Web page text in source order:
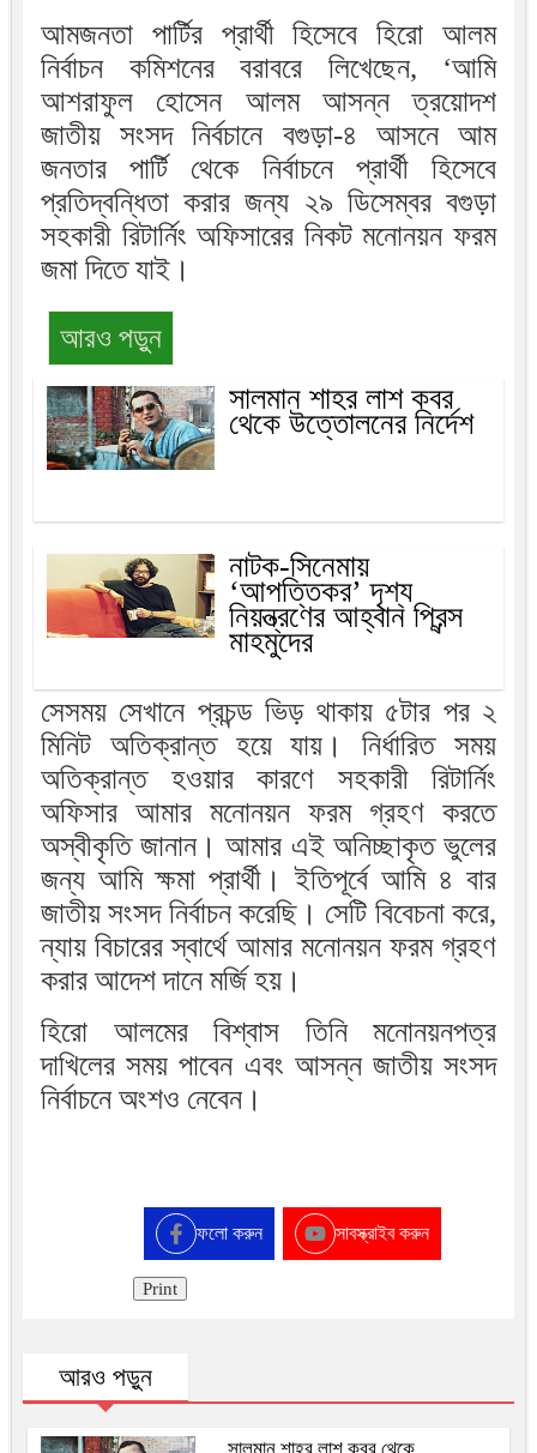
আমজনতা পার্টির প্রার্থী হিসেবে হিরো আলম
নির্বাচন কমিশনের বরাবরে লিখেছেন, ‘আমি
আশরাফুল হোসেন আলম আসন্ন ত্রয়োদশ
জাতীয় সংসদ নির্বচানে বগুড়া-৪ আসনে আম
জনতার পার্টি থেকে নির্বাচনে প্রার্থী হিসেবে
প্রতিদ্বন্ধিতা করার জন্য ২৯ ডিসেম্বর বগুড়া
সহকারী রিটার্নিং অফিসারের নিকট মনোনয়ন ফরম
জমা দিতে যাই।
আরও পড়ুন
সালমান শাহর লাশ কবর
থেকে উত্তোলনের নির্দেশ
নাটক-সিনেমায়
‘আপত্তিকর’ দৃশ্য
নিয়ন্ত্রণের আহ্বান প্রিন্স
মাহমুদের
সেসময় সেখানে প্রচন্ড ভিড় থাকায় ৫টার পর ২
মিনিট অতিক্রান্ত হয়ে যায়। নির্ধারিত সময়
অতিক্রান্ত হওয়ার কারণে সহকারী রিটার্নিং
অফিসার আমার মনোনয়ন ফরম গ্রহণ করতে
অস্বীকৃতি জানান। আমার এই অনিচ্ছাকৃত ভুলের
জন্য আমি ক্ষমা প্রার্থী। ইতিপূর্বে আমি ৪ বার
জাতীয় সংসদ নির্বাচন করেছি। সেটি বিবেচনা করে,
ন্যায় বিচারের স্বার্থে আমার মনোনয়ন ফরম গ্রহণ
করার আদেশ দানে মর্জি হয়।
হিরো আলমের বিশ্বাস তিনি মনোনয়নপত্র
দাখিলের সময় পাবেন এবং আসন্ন জাতীয় সংসদ
নির্বাচনে অংশও নেবেন।
ফলো করুন সাবস্ক্রাইব করুন
Print
আরও পড়ুন